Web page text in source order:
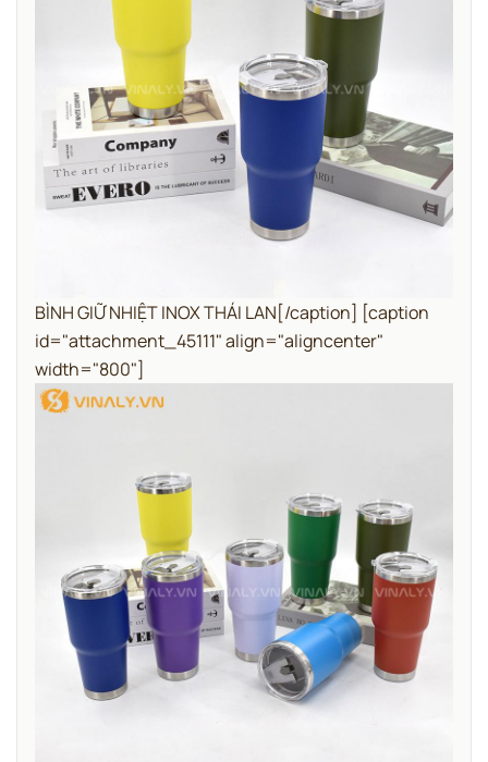
BÌNH GIỮ NHIỆT INOX THÁI LAN[/caption] [caption
id="attachment_45111" align="aligncenter"
width="800"]